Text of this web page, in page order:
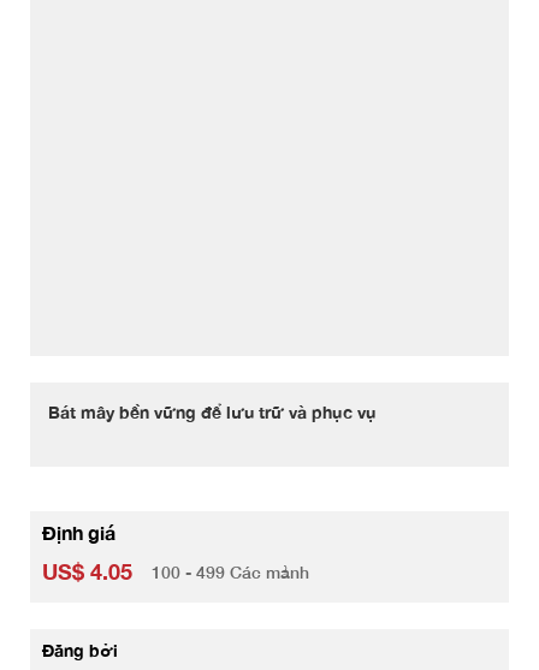
Bát mây bền vững để lưu trữ và phục vụ
Định giá
US$ 4.05 100 - 499 Các mảnh
Đăng bởi